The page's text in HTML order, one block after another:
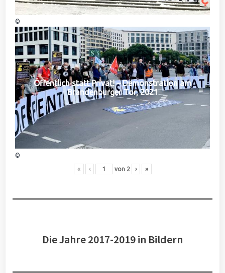
©
Öffentlich statt Privat! – Demonstration am
Brandenburger Tor, 2021
©
« ‹ von 2 › »
Die Jahre 2017-2019 in Bildern